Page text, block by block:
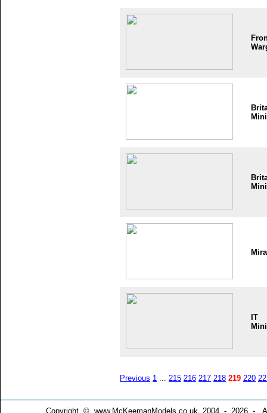
IT
Previous 1 ... 215 216 217 218 219 220
Copyright © www.McKeemanModels.co.uk 2004 - 2026 -